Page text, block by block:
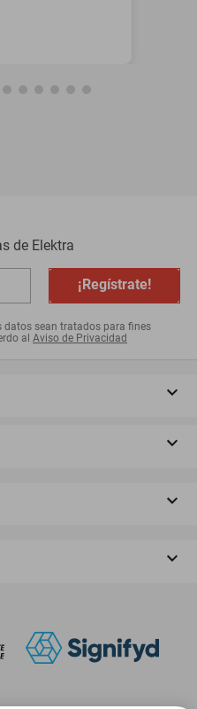
de Elektra
¡Regístrate!
datos sean tratados para fines
al Aviso de Privacidad